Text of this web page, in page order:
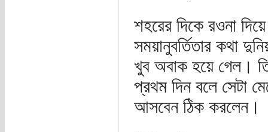
শহরের দিকে রওনা
সময়ানুবর্তিতার কথা
খুব অবাক হয়ে গেল।
প্রথম দিন বলে সেটা
আসবেন ঠিক করলেন।